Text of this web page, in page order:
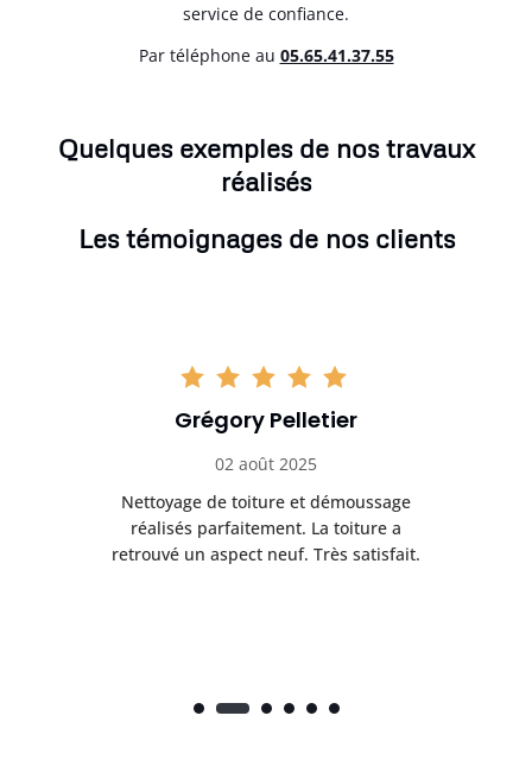
service de confiance.
Par téléphone au 05.65.41.37.55
Quelques exemples de nos travaux
réalisés
Les témoignages de nos clients
Grégory Pelletier
02 août 2025
Nettoyage de toiture et démoussage
réalisés parfaitement. La toiture a
retrouvé un aspect neuf. Très satisfait.